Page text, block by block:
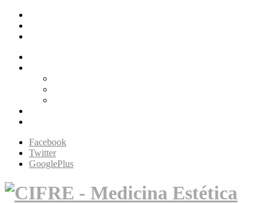
Facebook
Twitter
GooglePlus